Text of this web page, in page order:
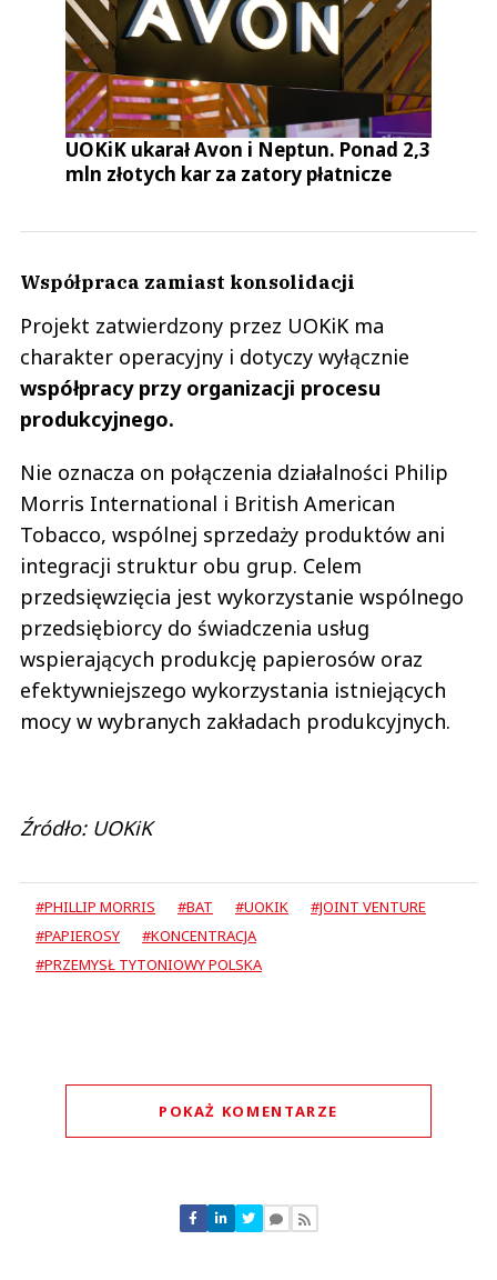
UOKiK ukarał Avon i Neptun. Ponad 2,3
mln złotych kar za zatory płatnicze
Współpraca zamiast konsolidacji
Projekt zatwierdzony przez UOKiK ma
charakter operacyjny i dotyczy wyłącznie
współpracy przy organizacji procesu
produkcyjnego.
Nie oznacza on połączenia działalności Philip
Morris International i British American
Tobacco, wspólnej sprzedaży produktów ani
integracji struktur obu grup. Celem
przedsięwzięcia jest wykorzystanie wspólnego
przedsiębiorcy do świadczenia usług
wspierających produkcję papierosów oraz
efektywniejszego wykorzystania istniejących
mocy w wybranych zakładach produkcyjnych.
Źródło: UOKiK
#PHILLIP MORRIS #BAT #UOKIK
#JOINT VENTURE
#PAPIEROSY
#KONCENTRACJA
#PRZEMYSŁ TYTONIOWY POLSKA
POKAŻ KOMENTARZE
Nie znaleziono komentarzy
Zostaw swoje komentarze